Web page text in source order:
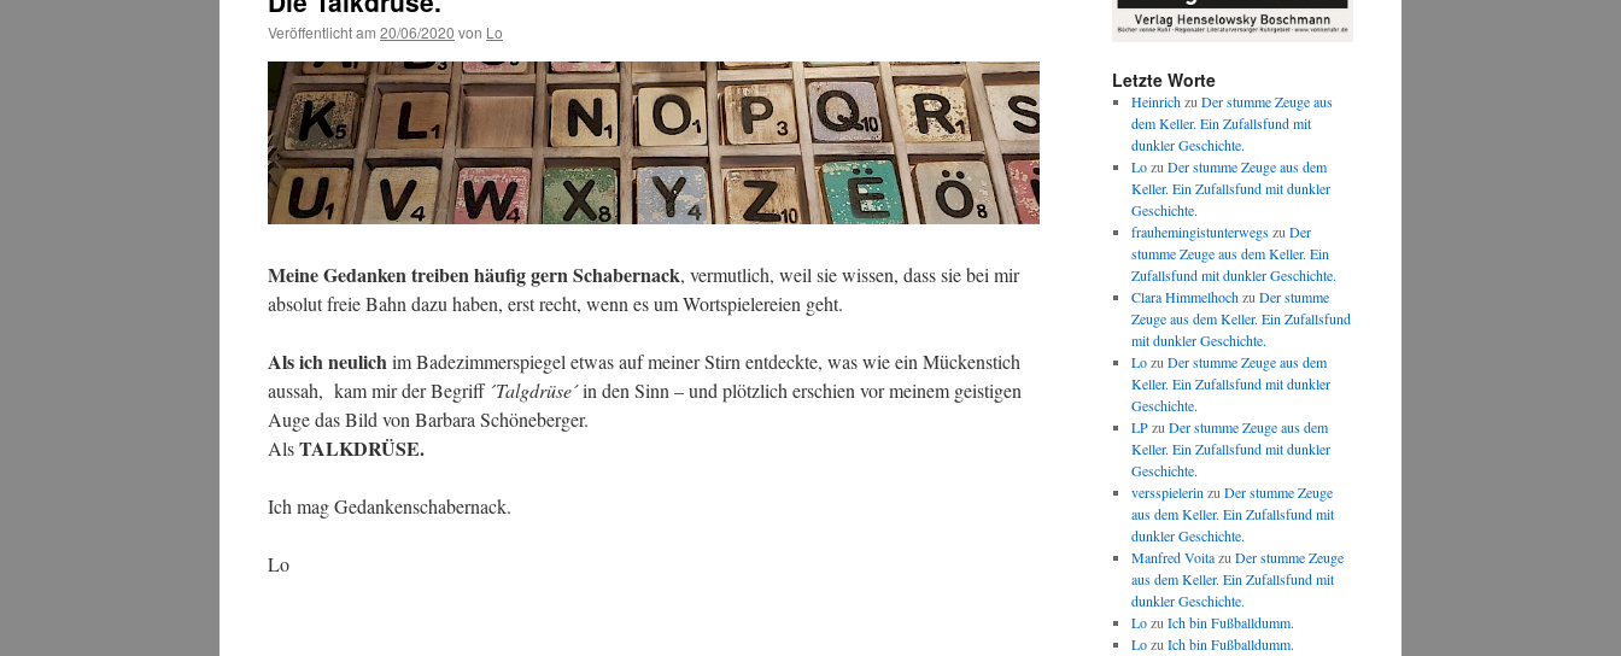
Veröffentlicht am 20/06/2020 von Lo
Meine Gedanken treiben häufig gern Schabernack, vermutlich, weil sie wissen, dass sie bei mir
absolut freie Bahn dazu haben, erst recht, wenn es um Wortspielereien geht.
Als ich neulichim Badezimmerspiegel etwas auf meiner Stirn entdeckte, was wie ein Mückenstich
aussah, kam mir der Begriff ´Talgdrüse´in den Sinn – und plötzlich erschien vor meinem geistigen
Auge das Bild von Barbara Schöneberger.
AlsTALKDRÜSE.
Ich mag Gedankenschabernack.
Lo
Letzte Worte
HeinrichzuDer stumme Zeuge aus
dem Keller. Ein Zufallsfund mit
dunkler Geschichte.
LozuDer stumme Zeuge aus dem
Keller. Ein Zufallsfund mit dunkler
Geschichte.
frauhemingistunterwegszuDer
stumme Zeuge aus dem Keller. Ein
Zufallsfund mit dunkler Geschichte.
Clara HimmelhochzuDer stumme
Zeuge aus dem Keller. Ein Zufallsfund
mit dunkler Geschichte.
LozuDer stumme Zeuge aus dem
Keller. Ein Zufallsfund mit dunkler
Geschichte.
LPzuDer stumme Zeuge aus dem
Keller. Ein Zufallsfund mit dunkler
Geschichte.
versspielerinzuDer stumme Zeuge
aus dem Keller. Ein Zufallsfund mit
dunkler Geschichte.
Manfred VoitazuDer stumme Zeuge
aus dem Keller. Ein Zufallsfund mit
dunkler Geschichte.
LozuIch bin Fußballdumm.
LozuIch bin Fußballdumm.